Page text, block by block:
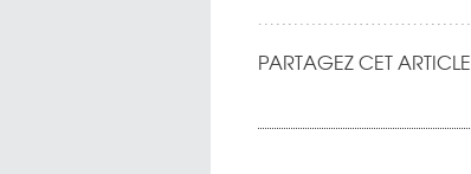
PARTAGEZ CET ARTICLE